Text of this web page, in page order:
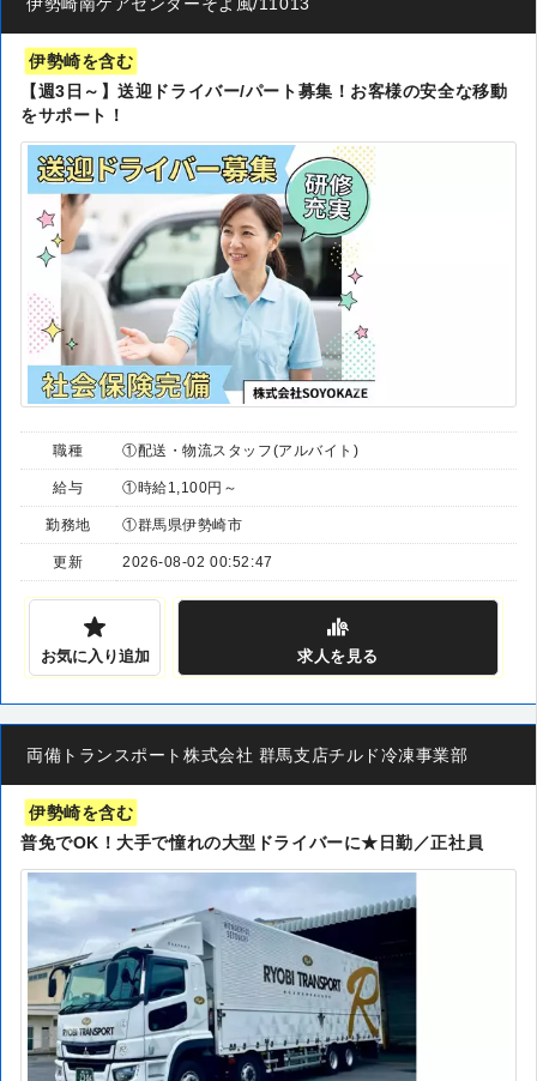
伊勢崎を含む
【週3日～】送迎ドライバー/パート募集！お客様の安全な移動
をサポート！
職種 ①配送・物流スタッフ(アルバイト)
給与 ①時給1,100円～
勤務地 ①群馬県伊勢崎市
更新 2026-08-02 00:52:47
お気に入り追加 求人 を見る
両備トランスポート株式会社 群馬支店チルド冷凍事業部
伊勢崎を含む
普免でOK！大手で憧れの大型ドライバーに★日勤／正社員